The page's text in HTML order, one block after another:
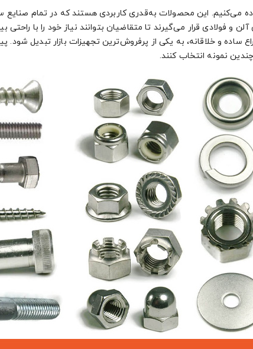
می‌کنیم. این محصولات به‌قدری کاربردی هستند که در تمام صنایع
و فولادی قرار می‌گیرند تا متقاضیان بتوانند نیاز خود را با راحتی
و خلاقانه، به یکی از پرفروش‌ترین تجهیزات بازار تبدیل شود.
نمونه انتخاب کنند.